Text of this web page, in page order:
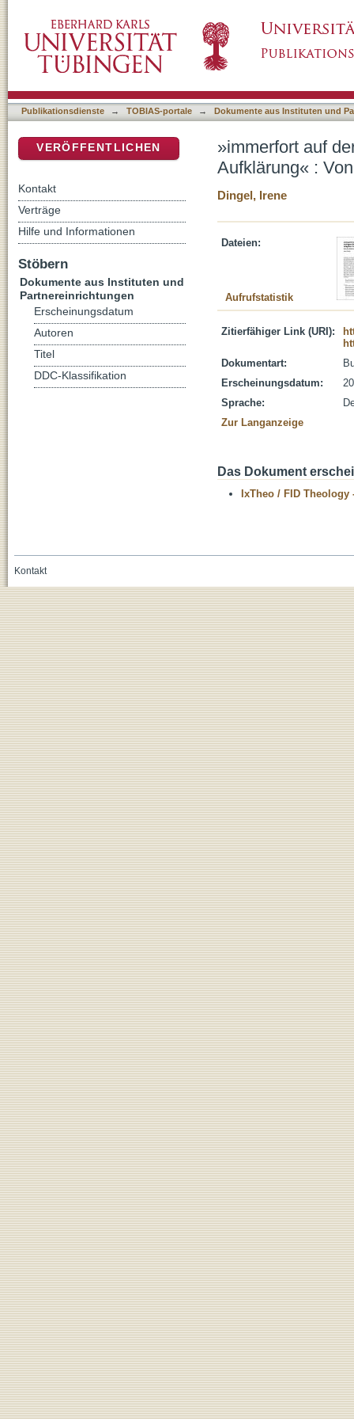
pfälzischen Irenik zur Union
Publikationsdienste → TOBIAS-portale → Dokumente aus Instituten und
»immerfort auf
Aufklärung« :
Dingel, Irene
Dateien:
Aufrufstatistik
Zitierfähiger Link (URI):
Dokumentart:
Erscheinungsdatum:
Sprache:
Zur Langanzeige
Das Dokument
IxTheo / FID Theology
VERÖFFENTLICHEN
Kontakt
Verträge
Hilfe und Informationen
Stöbern
Dokumente aus Instituten und
Partnereinrichtungen
Erscheinungsdatum
Autoren
Titel
DDC-Klassifikation
Kontakt